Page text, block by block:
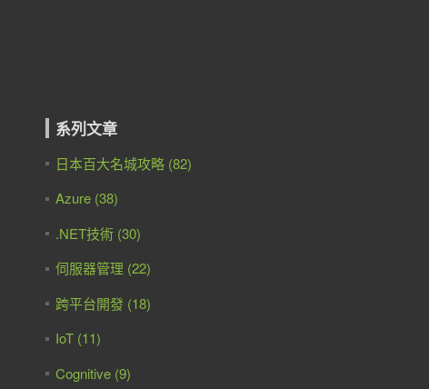
系列文章
日本百大名城攻略 (82)
Azure (38)
.NET技術 (30)
伺服器管理 (22)
跨平台開發 (18)
IoT (11)
Cognitive (9)